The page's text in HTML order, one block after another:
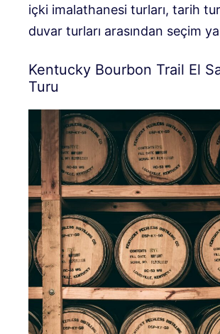
içki imalathanesi turları, tarih
duvar turları arasından seçim
Kentucky Bourbon Trail El
Turu